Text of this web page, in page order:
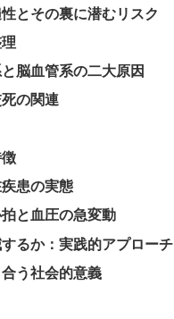
とその裏に潜むリスク
脳血管系の二大原因
の関連
患の実態
と血圧の急変動
るか：実践的アプローチ
う社会的意義